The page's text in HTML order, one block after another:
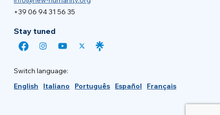
+39 06 94 31 56 35
Stay tuned
Switch language:
English
Italiano Português Español Français